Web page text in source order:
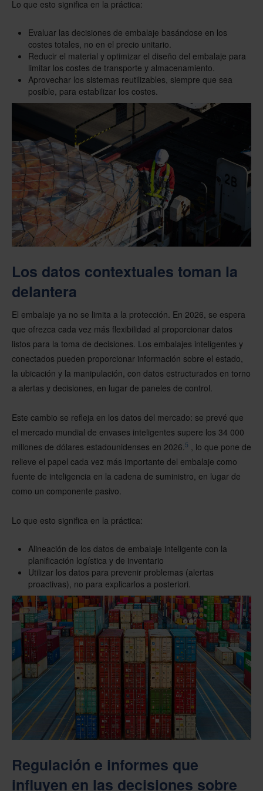
Lo que esto significa en la práctica:
Evaluar las decisiones de embalaje basándose en los
costes totales, no en el precio unitario.
Reducir el material y optimizar el diseño del embalaje para
limitar los costes de transporte y almacenamiento.
Aprovechar los sistemas reutilizables, siempre que sea
posible, para estabilizar los costes.
Los datos contextuales toman la
delantera
El embalaje ya no se limita a la protección. En 2026, se espera
que ofrezca cada vez más flexibilidad al proporcionar datos
listos para la toma de decisiones. Los embalajes inteligentes y
conectados pueden proporcionar información sobre el estado,
la ubicación y la manipulación, con datos estructurados en torno
a alertas y decisiones, en lugar de paneles de control.
Este cambio se refleja en los datos del mercado: se prevé que
el mercado mundial de envases inteligentes supere los 34 000
millones de dólares estadounidenses en 2026.5 , lo que pone de
relieve el papel cada vez más importante del embalaje como
fuente de inteligencia en la cadena de suministro, en lugar de
como un componente pasivo.
Lo que esto significa en la práctica:
Alineación de los datos de embalaje inteligente con la
planificación logística y de inventario
Utilizar los datos para prevenir problemas (alertas
proactivas), no para explicarlos a posteriori.
Regulación e informes que
influyen en las decisiones sobre